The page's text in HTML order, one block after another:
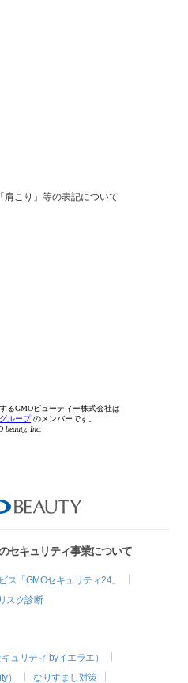
肩こり」等の表記について
るGMOビューティー株式会社は
ループのメンバーです。
beauty, Inc.
セキュリティ事業について
「GMOセキュリティ24」
スク診断
ュリティ byイエラエ）
）
なりすまし対策